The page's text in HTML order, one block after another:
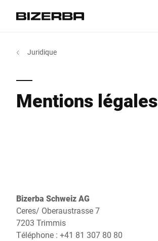
Activités
Entreprise
MyBizerba
ch DE FR
Amérique
Afrique
Site Web mondial
Juridique
Mentions légales
Bizerba Schweiz AG
Ceres/ Oberaustrasse 7
7203 Trimmis
Téléphone : +41 81 307 80 80